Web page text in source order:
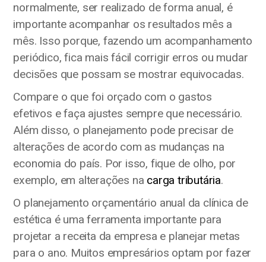
normalmente, ser realizado de forma anual, é
importante acompanhar os resultados mês a
mês. Isso porque, fazendo um acompanhamento
periódico, fica mais fácil corrigir erros ou mudar
decisões que possam se mostrar equivocadas.
Compare o que foi orçado com o gastos
efetivos e faça ajustes sempre que necessário.
Além disso, o planejamento pode precisar de
alterações de acordo com as mudanças na
economia do país. Por isso, fique de olho, por
exemplo, em alterações na carga tributária.
O planejamento orçamentário anual da clínica de
estética é uma ferramenta importante para
projetar a receita da empresa e planejar metas
para o ano. Muitos empresários optam por fazer